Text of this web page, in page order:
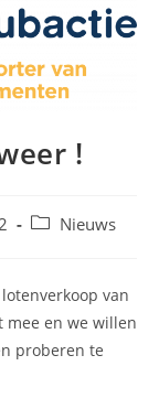
!
Nieuws
van
mee en we willen
proberen te